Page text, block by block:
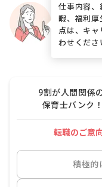
仕事内容、
暇、福利厚
点は、キ
わせくださ
9割が人間関係
保育士バンク
転職のご意
積極的